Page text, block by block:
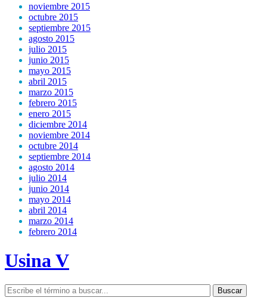
noviembre 2015
octubre 2015
septiembre 2015
agosto 2015
julio 2015
junio 2015
mayo 2015
abril 2015
marzo 2015
febrero 2015
enero 2015
diciembre 2014
noviembre 2014
octubre 2014
septiembre 2014
agosto 2014
julio 2014
junio 2014
mayo 2014
abril 2014
marzo 2014
febrero 2014
Usina V